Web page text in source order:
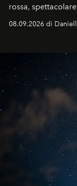
rossa,
dell'autunno?
08.09.2026 di